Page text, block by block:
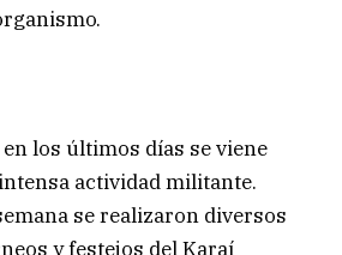
los últimos días se viene
actividad militante.
se realizaron diversos
y festejos del Karaí